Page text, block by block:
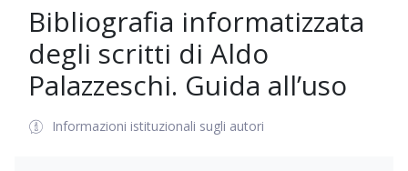
Bibliografia informatizzata
degli scritti di Aldo
Palazzeschi. Guida all’uso
Informazioni istituzionali sugli autori